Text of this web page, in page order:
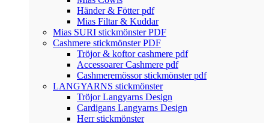
Händer & Fötter pdf
Mias Filtar & Kuddar
Mias SURI stickmönster PDF
Cashmere stickmönster PDF
Tröjor & koftor cashmere pdf
Accessoarer Cashmere pdf
Cashmeremössor stickmönster pdf
LANGYARNS stickmönster
Tröjor Langyarns Design
Cardigans Langyarns Design
Herr stickmönster